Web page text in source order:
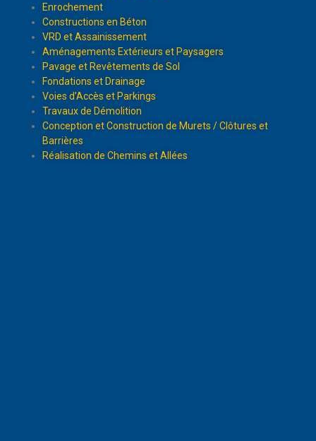
Enrochement
Constructions en Béton
VRD et Assainissement
Aménagements Extérieurs et Paysagers
Pavage et Revêtements de Sol
Fondations et Drainage
Voies d’Accès et Parkings
Travaux de Démolition
Conception et Construction de Murets / Clôtures et
Barrières
Réalisation de Chemins et Allées